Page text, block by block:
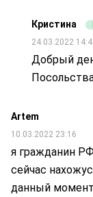
Кристина
24.03.2022
Добрый
Artem
10.03.2022 23:16
я гражданин
сейчас
данный